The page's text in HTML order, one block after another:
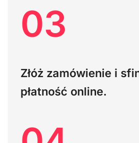
03
Złóż zamówienie i
płatność online.